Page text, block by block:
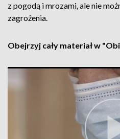
z pogodą i mrozami, ale nie
zagrożenia.
Obejrzyj cały materiał w